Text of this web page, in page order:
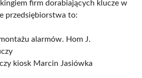
firm dorabiających klucze w
przedsiębiorstwa to:
alarmów. Hom J.
kiosk Marcin Jasiówka